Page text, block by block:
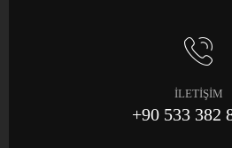
İLETİŞİM
+90 533 382